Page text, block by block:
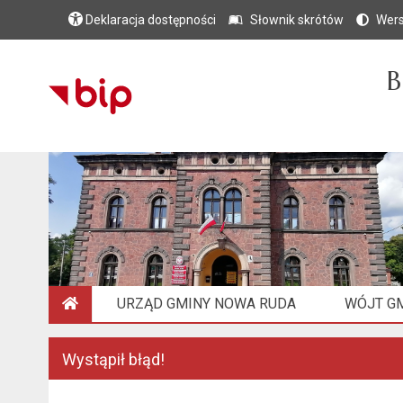
Deklaracja dostępności Słownik skrótów
URZĄD GMINY NOWA RUDA WÓJT
Wystąpił błąd!